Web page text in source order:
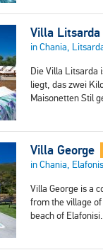
Villa Litsarda
in Chania,
Die Villa Litsarda
liegt, das zwei
Maisonetten Stil
Villa George
in Chania,
Villa George is a
from the village
beach of